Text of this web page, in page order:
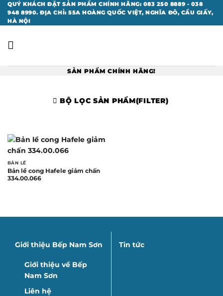
Bỏ
qua
nội
QUÝ KHÁCH ĐẶT SẢN PHẨM CHÍNH HÃNG: 083 250 8889 - 038
948 8990. ĐỊA CHỈ: 55A HOÀNG QUỐC VIỆT, NGHĨA ĐÔ, CẦU GIẤY,
HÀ NỘI
SẢN PHẨM CHÍNH HÃNG!
BỘ LỌC SẢN PHẨM(FILTER)
BẢN LỀ
Bản lề cong Hafele giảm chấn
334.00.066
Giới thiệu Bếp Nam Sơn
Giới thiệu về Bếp
Nam Sơn
Liên hệ
Tin tức